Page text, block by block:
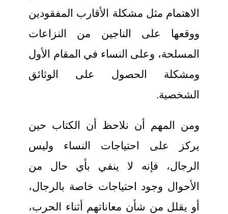
الاهتمام مثل مشكلة الأقارب المفقودين
ووقعها على الناجين من النزاعات
المسلحة، وعلى النساء في المقام الأول
ومشكلة الحصول على الوثائق
الشخصية.
ومن المهم أن نلاحظ أن الكتاب حين
يركز على احتياجات النساء وليس
الرجال، فإنه لا ينفي بأي حال من
الأحوال وجود احتياجات خاصة بالرجال،
أو يقلل من شأن معاناتهم أثناء الحرب،